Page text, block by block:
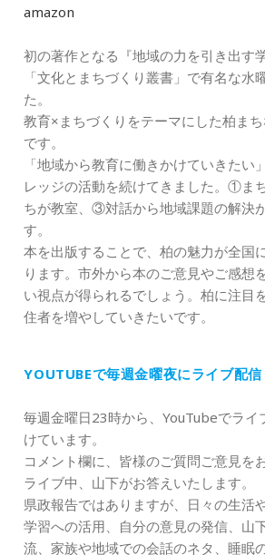
amazon
初の著作となる『地域の力を引き出す
「文化とまちづくり叢書」で有名な水
た。
教育×まちづくりをテーマにした柏ま
です。
「地域から教育に働きかけていきたい
レッジの活動を続けてきました。①ま
ちが教室、③対話から地域課題の解決
す。
本を出版することで、柏の魅力が全国
ります。市外から本のご意見やご感想
い視点が得られるでしょう。柏に注目
住者を増やしていきたいです。
YOUTUBEで毎週金曜夜にライブ配信
毎週金曜日23時から、YouTubeでライ
けています。
コメント欄に、皆様のご質問ご意見を
ライブ中、山下がお答えいたします。
県政報告ではありますが、日々の生活
学習への活用、自分の意見の発信、山
流、家族や地域での会話のネタ、睡眠